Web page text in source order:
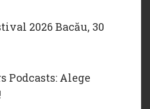
2026 Bacău, 30
Podcasts: Alege